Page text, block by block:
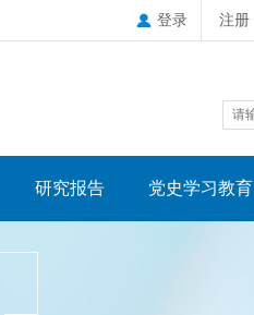
登录 注册
研究报告 党史学习教育